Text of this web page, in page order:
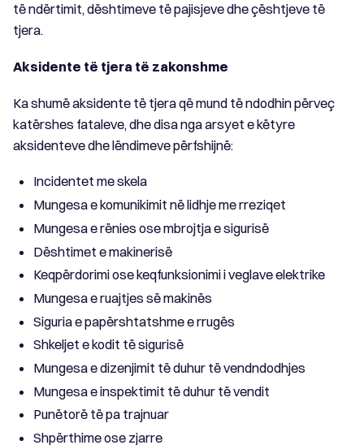
të ndërtimit, dështimeve të pajisjeve dhe çështjeve të
tjera.
Aksidente të tjera të zakonshme
Ka shumë aksidente të tjera që mund të ndodhin përveç
katërshes fataleve, dhe disa nga arsyet e këtyre
aksidenteve dhe lëndimeve përfshijnë:
Incidentet me skela
Mungesa e komunikimit në lidhje me rreziqet
Mungesa e rënies ose mbrojtja e sigurisë
Dështimet e makinerisë
Keqpërdorimi ose keqfunksionimi i veglave elektrike
Mungesa e ruajtjes së makinës
Siguria e papërshtatshme e rrugës
Shkeljet e kodit të sigurisë
Mungesa e dizenjimit të duhur të vendndodhjes
Mungesa e inspektimit të duhur të vendit
Punëtorë të pa trajnuar
Shpërthime ose zjarre